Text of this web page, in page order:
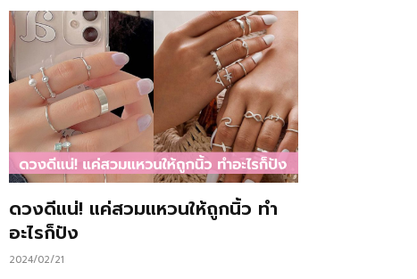
ดวงดีแน่! แค่สวมแหวนให้ถูกนิ้ว ทำ
อะไรก็ปัง
2024/02/21